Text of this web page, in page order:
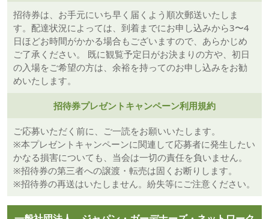
招待券は、お手元にいち早く届くよう順次郵送いたしま
す。配達状況によっては、到着までにお申し込みから3〜4
日ほどお時間がかかる場合もございますので、あらかじめ
ご了承ください。 既に観覧予定日がお決まりの方や、初日
の入場をご希望の方は、余裕を持ってのお申し込みをお勧
めいたします。
招待券プレゼントキャンペーン利用規約
ご応募いただく前に、ご一読をお願いいたします。
※本プレゼントキャンペーンに関連して応募者に発生したい
かなる損害についても、当会は一切の責任を負いません。
※招待券の第三者への譲渡・転売は固くお断りします。
※招待券の再送はいたしません。紛失等にご注意ください。